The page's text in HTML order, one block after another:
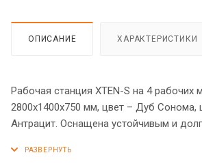
ОПИСАНИЕ ХАРАКТЕРИСТИКИ
Рабочая станция XTEN-S на 4 рабочих
2800х1400х750 мм, цвет – Дуб Сонома,
Антрацит. Оснащена устойчивым и
которые прочно соединены между